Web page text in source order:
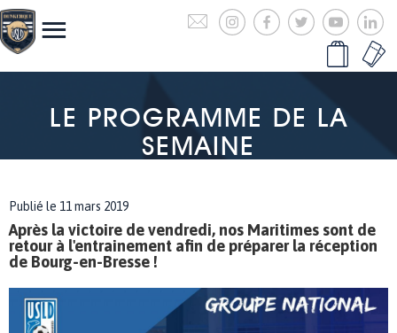
LE PROGRAMME DE LA
SEMAINE
Publié le 11 mars 2019
Après la victoire de vendredi, nos Maritimes sont de
retour à l'entrainement afin de préparer la réception
de Bourg-en-Bresse !